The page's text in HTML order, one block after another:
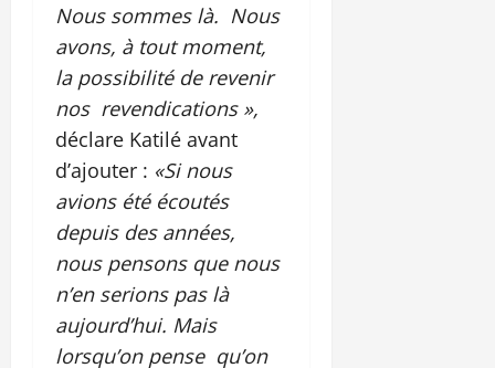
Nous sommes là. Nous
avons, à tout moment,
la possibilité de revenir
nos revendications »,
déclare Katilé avant
d’ajouter : «Si nous
avions été écoutés
depuis des années,
nous pensons que nous
n’en serions pas là
aujourd’hui. Mais
lorsqu’on pense qu’on